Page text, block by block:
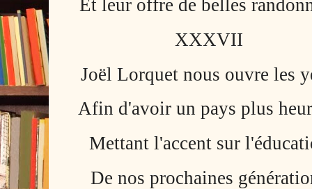
Et leur offre de belles
XXXVII
Joël Lorquet nous ouvre les
Afin d'avoir un pays plus
Mettant l'accent sur
De nos prochaines